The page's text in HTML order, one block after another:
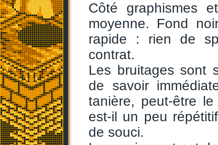
Côté graphismes
moyenne. Fond
rapide : rien de
contrat.
Les bruitages sont
de savoir
tanière, peut-être
est-il un peu
de souci.